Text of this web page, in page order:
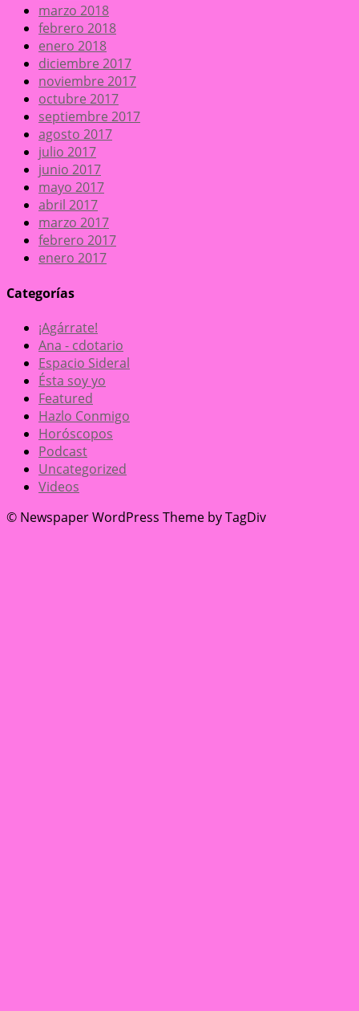
marzo 2018
febrero 2018
enero 2018
diciembre 2017
noviembre 2017
octubre 2017
septiembre 2017
agosto 2017
julio 2017
junio 2017
mayo 2017
abril 2017
marzo 2017
febrero 2017
enero 2017
Categorías
¡Agárrate!
Ana - cdotario
Espacio Sideral
Ésta soy yo
Featured
Hazlo Conmigo
Horóscopos
Podcast
Uncategorized
Videos
© Newspaper WordPress Theme by TagDiv